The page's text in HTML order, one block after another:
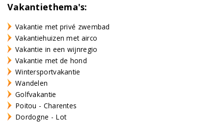
Vakantiethema's:
Vakantie met privé zwembad
Vakantiehuizen met airco
Vakantie in een wijnregio
Vakantie met de hond
Wintersportvakantie
Wandelen
Golfvakantie
Poitou - Charentes
Dordogne - Lot